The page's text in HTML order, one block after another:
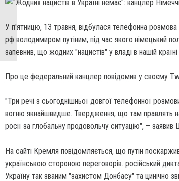
У п'ятницю, 13 травня, відбулася телефонна
рф володимиром путіним, під час якого німецький
запевнив, що жодних "нацистів" у владі в нашій
Про це федеральний канцлер повідомив у своєму
"Три речі з сьогоднішньої довгої телефонної
вогню якнайшвидше. Твердження, що там правлять
росії за глобальну продовольчу ситуацію", – заявив
На сайті Кремля повідомляється, що путін
українською стороною переговорів. російський
Україну так званим "захистом Донбасу" та цинічно